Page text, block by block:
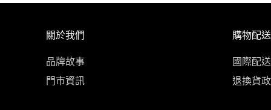
關於我們
品牌故事
門市資訊
購物配送
國際配送
退換貨